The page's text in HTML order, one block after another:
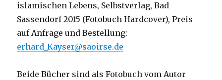
islamischen Lebens, Selbstverlag, Bad
Sassendorf 2015 (Fotobuch Hardcover), Preis
auf Anfrage und Bestellung:
erhard_Kayser@saoirse.de
Beide Bücher sind als Fotobuch vom Autor